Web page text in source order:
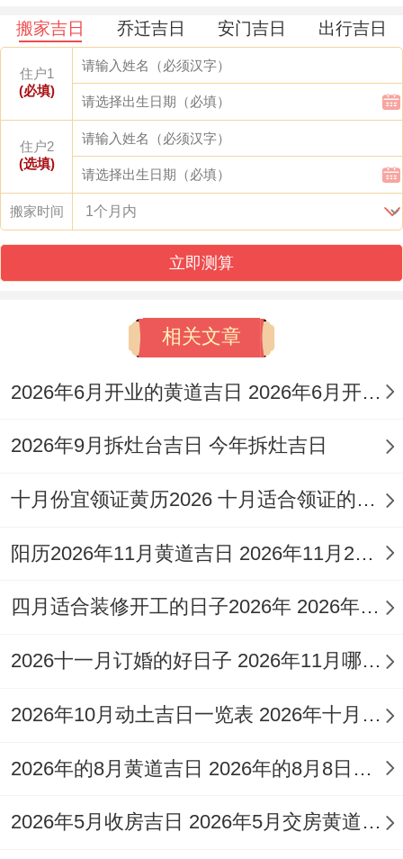
18日
危日
方
2025年6月
9日
五月十四
满日
午时
2025年8月
七月初五
成日
2025年11
十月廿二
开日
巳时 东方
节气转换期的特别能量运用
大家可能不知道，立春、夏至等节气前后三
日，天地能量处于剧烈变化阶段。属羊人若
选择清明后第三日的「戊辰日」出行，可借
则需谨慎 因子水与未土暗藏相害关系。
这时段若必须的远行，可佩戴红玛瑙饰品化
元素调和。
地域区别对方向选择的波及
地理方位的吉凶需结合具体目的地调整...打
滨城市则适合东南方引动财运。若目的地与
生肖三合方位重合。
搬家吉日 乔迁吉日 安门吉日 出行吉日
住户1
(必填)
住户2
(选填)
搬家时间
立即测算
相关文章
2026年6月开业的黄道吉日 2026年6月开业黄道吉日查询
2026年9月拆灶台吉日 今年拆灶吉日
十月份宜领证黄历2026 十月适合领证的好日子2026年
阳历2026年11月黄道吉日 2026年11月26日阳历黄道吉日
四月适合装修开工的日子2026年 2026年四月份适合装修开工的黄道吉日
2026十一月订婚的好日子 2026年11月哪天订婚好
2026年10月动土吉日一览表 2026年十月六日能动土吗
2026年的8月黄道吉日 2026年的8月8日是星期几
2026年5月收房吉日 2026年5月交房黄道吉日